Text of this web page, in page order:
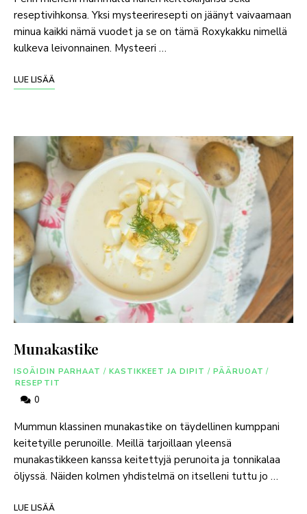
reseptivihkonsa. Yksi mysteeriresepti on jäänyt vaivaamaan
minua kaikki nämä vuodet ja se on tämä Roxykakku nimellä
kulkeva leivonnainen. Mysteeri …
LUE LISÄÄ
Munakastike
ISOÄIDIN PARHAAT / KASTIKKEET JA DIPIT / PÄÄRUOAT /
RESEPTIT
0
Mummun klassinen munakastike on täydellinen kumppani
keitetyille perunoille. Meillä tarjoillaan yleensä
munakastikkeen kanssa keitettyjä perunoita ja tonnikalaa
öljyssä. Näiden kolmen yhdistelmä on itselleni tuttu jo …
LUE LISÄÄ